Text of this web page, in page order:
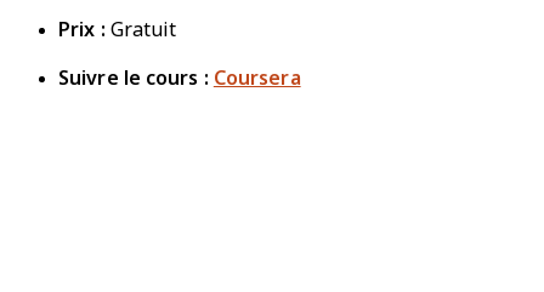
Prix : Gratuit
Suivre le cours : Coursera